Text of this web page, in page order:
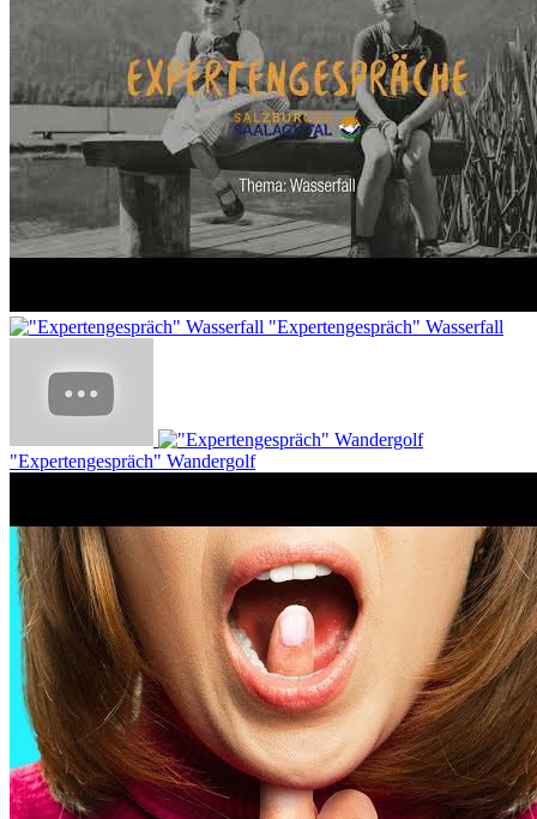
"Expertengespräch" Wasserfall
"Expertengespräch" Wandergolf